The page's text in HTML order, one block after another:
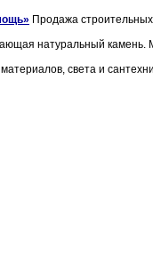
Продажа
натуральный камень.
света и